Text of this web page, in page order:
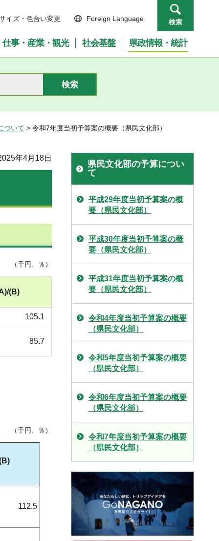
イズ・色合い変更 Foreign Language 検索
仕事・産業・観光 社会基盤 県政情報・統計
ついて > 令和7年度当初予算案の概要（県民文化部）
年4月18日
（千円、％）
(B)
105.1
85.7
（千円、％）
112.5
県民文化部の予算につい
て
平成29年度当初予算案の概
要（県民文化部）
平成30年度当初予算案の概
要（県民文化部）
平成31年度当初予算案の概
要（県民文化部）
令和4年度当初予算案の概要
（県民文化部）
令和5年度当初予算案の概要
（県民文化部）
令和6年度当初予算案の概要
（県民文化部）
令和7年度当初予算案の概要
（県民文化部）